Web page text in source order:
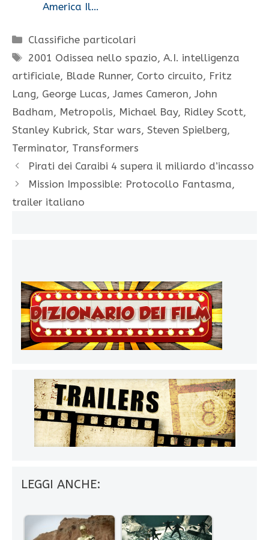
America Il…
Categorie
Classifiche particolari
Tag
2001 Odissea nello spazio,A.I. intelligenza
artificiale, Blade Runner, Corto circuito, Fritz
Lang, George Lucas, James Cameron, John
Badham, Metropolis, Michael Bay, Ridley Scott,
Stanley Kubrick, Star wars, Steven Spielberg,
Terminator, Transformers
Pirati dei Caraibi 4 supera il miliardo d’incasso
Mission Impossible: Protocollo Fantasma,
trailer italiano
LEGGI ANCHE: